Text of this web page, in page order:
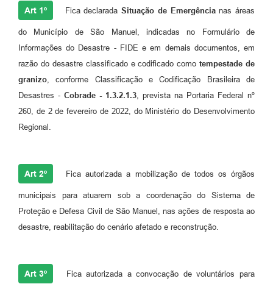
Art 1º Fica declaradaSituação de Emergêncianas áreas
do Município de São Manuel, indicadas no Formulário de
Informações do Desastre - FIDE e em demais documentos, em
razão do desastre classificado e codificado comotempestade de
granizo , conforme Classificação e Codificação Brasileira de
Desastres - Cobrade - 1.3.2.1.3 , prevista na Portaria Federal nº
260, de 2 de fevereiro de 2022, do Ministério do Desenvolvimento
Regional.
Art 2º Fica autorizada a mobilização de todos os órgãos
municipais para atuarem sob a coordenação do Sistema de
Proteção e Defesa Civil de São Manuel, nas ações de resposta ao
desastre, reabilitação do cenário afetado e reconstrução.
Art 3º Fica autorizada a convocação de voluntários para